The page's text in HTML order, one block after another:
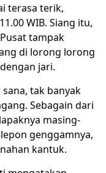
terasa terik,
WIB. Siang itu,
tampak
di lorong lorong
jari.
sana, tak banyak
. Sebagain dari
masing-
genggamnya,
kantuk.